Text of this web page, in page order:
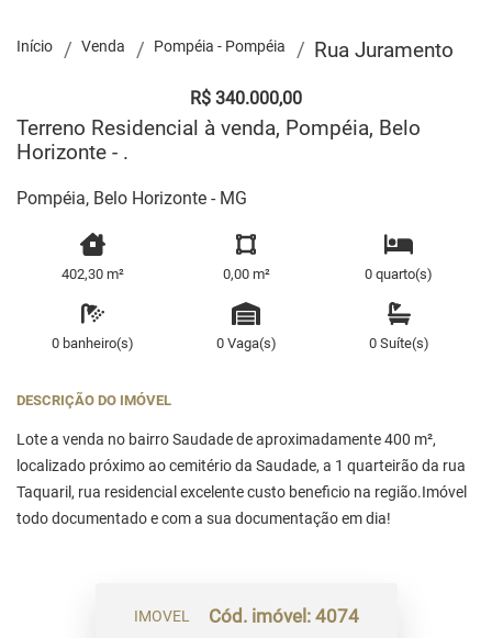
Início Venda Pompéia - Pompéia Rua Juramento
R$ 340.000,00
Terreno Residencial à venda, Pompéia, Belo
Horizonte - .
Pompéia, Belo Horizonte - MG
402,30 m² 0,00 m² 0 quarto(s)
0 banheiro(s) 0 Vaga(s) 0 Suíte(s)
DESCRIÇÃO DO IMÓVEL
Lote a venda no bairro Saudade de aproximadamente 400 m²,
localizado próximo ao cemitério da Saudade, a 1 quarteirão da rua
Taquaril, rua residencial excelente custo beneficio na região.Imóvel
todo documentado e com a sua documentação em dia!
IMOVEL Cód. imóvel: 4074